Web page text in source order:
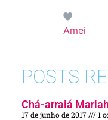
Amei
POSTS
Chá-arraiá
17 de junho de 2017 1